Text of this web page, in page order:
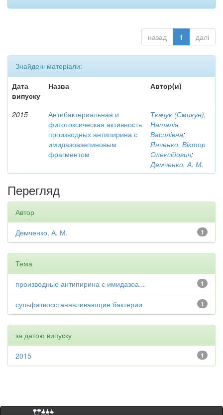
назад 1 далі
Знайдені матеріали:
Дата
випуску
Назва Автор(и)
2015
Антибактериальная и
фитотоксическая активность
производных антипирина с
имидазоазепиновым
фрагментом
Ткачук (Смикун),
Наталія
Василівна;
Янченко, Віктор
Олексійович;
Демченко, А. М.
Перегляд
Автор
1
Демченко, А. М.
Тема
1
производные антипирина с имидазоа...
1
сульфатвосстанавливающие бактерии
за датою випуску
1
2015